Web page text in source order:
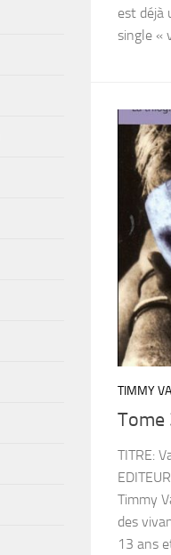
est déjà
single «
TIMMY
Tome
TITRE:
Timmy
des
13 ans